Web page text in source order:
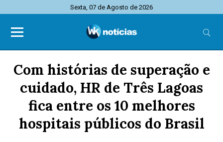
Sexta, 07 de Agosto de 2026
Com histórias de superação e
cuidado, HR de Três Lagoas
fica entre os 10 melhores
hospitais públicos do Brasil